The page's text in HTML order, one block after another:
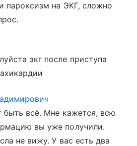
пароксизм на ЭКГ, сложно
экг после приступа
всё. Мне кажется, всю
вы уже получили.
не вижу. У вас есть два